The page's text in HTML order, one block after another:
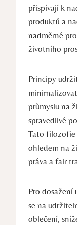
přispívají k
produktů a
nadměrné
životního
Principy
průmyslu na
spravedlivé
Tato filozofie
ohledem na
práva a fair
Pro
se na
oblečení,